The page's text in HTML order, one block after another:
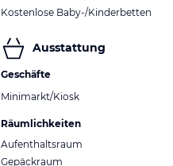
Kostenlose Baby-/Kinderbetten
Ausstattung
Geschäfte
Minimarkt/Kiosk
Räumlichkeiten
Aufenthaltsraum
Gepäckraum